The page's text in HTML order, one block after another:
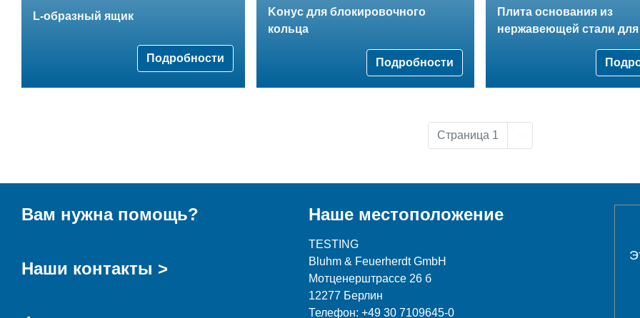
L-образный ящик
Подробности
Kонус для блокировочного
кольца
Подробности
Плита основания из
нержавеющей стали
Страница 1
Вам нужна помощь?
Наши контакты >
Наше местоположение
TESTING
Bluhm & Feuerherdt GmbH
Мотценерштрассе 26 б
12277 Берлин
Телефон: +49 30 7109645-0